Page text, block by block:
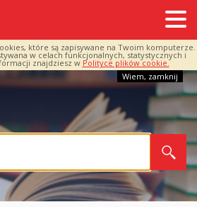
które są zapisywane na Twoim komputerze.
w celach funkcjonalnych, statystycznych i
znajdziesz w Polityce plików cookie.
Wiem, zamknij